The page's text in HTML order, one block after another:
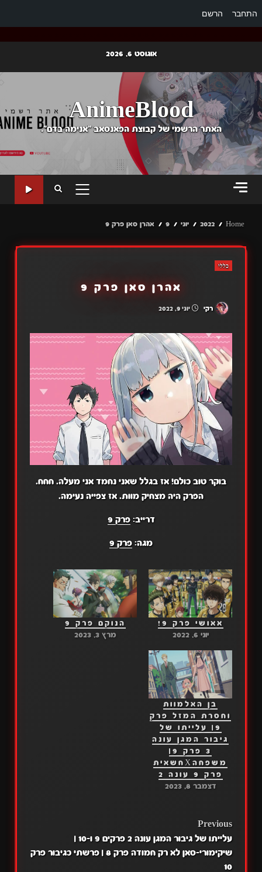
התחבר הרשם
content
אוגוסט 6, 2026
AnimeBlood
האתר הרשמי של קבוצת הפאנסאב "אנימה בדם".
PRIMARY
Home
2022 יוני 9 אהרן סאן פרק 9
כללי
אהרן סאן פרק 9
רקי יוני 9, 2022
בוקר טוב כולם! אז בגלל שאני נחמד אני מעלה. חחח.
הפרק היה מצחיק מוות. אז צפייה נעימה.
דרייב:פרק 9
מגה: פרק 9
אאושי פרק 9!
יוני 6, 2022
הנוקם פרק 9
מרץ 3, 2023
בן האלמוות
וחסרת המזל פרק
9| עלייתו של
גיבור המגן עונה
3 פרק 9|
משפחהXחשאית
פרק 9 עונה 2
דצמבר 8, 2023
POST
NAVIGATION
Previous
עלייתו של גיבור המגן עונה 2 פרקים 9 ו-10 |
שיקימורי-סאן לא רק חמודה פרק 8 | פרשתי כגיבור פרק
10